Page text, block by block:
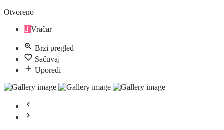
Otvoreno
Vračar
Brzi pregled
Sačuvaj
Uporedi